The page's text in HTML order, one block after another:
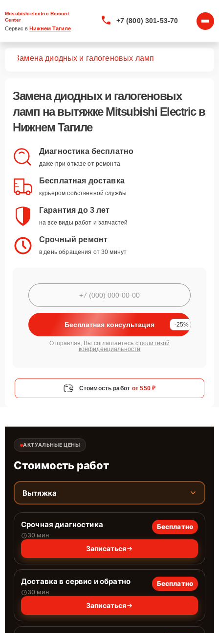
Mitsubishielectric Remont
Center
Сервис в Нижнем Тагиле
+7 (800) 301-53-70
Замена диодных и галогеновых ламп
Замена диодных и галогеновых
ламп на вытяжке Mitsubishi Electric в
Нижнем Тагиле
Диагностика бесплатно
даже при отказе от ремонта
Бесплатная доставка
курьером собственной службы
Гарантия до 3 лет
на все виды работ и запчастей
Срочный ремонт
в день обращения от 30 минут
Бесплатная консультация -25%
Отправляя, Вы соглашаетесь с политикой
конфиденциальности
Стоимость работ от 550 ₽
АКТУАЛЬНЫЕ ЦЕНЫ
Стоимость работ
Вытяжка
Срочная диагностика
30 мин
Бесплатно
Записаться
Доставка в сервис и обратно
30 мин
Бесплатно
Записаться